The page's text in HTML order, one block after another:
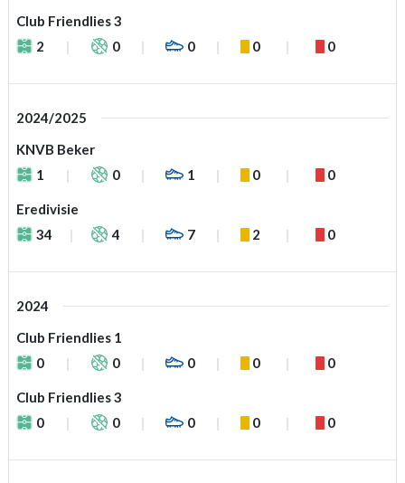
Club Friendlies 3
2
0 0 0 0
2024/2025
KNVB Beker
1
0 1 0 0
Eredivisie
34
4 7 2 0
2024
Club Friendlies 1
0
0 0 0 0
Club Friendlies 3
0
0 0 0 0